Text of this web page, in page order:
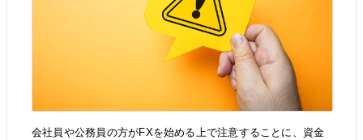
会社員や公務員の方がFXを始める上で注意することに、資金